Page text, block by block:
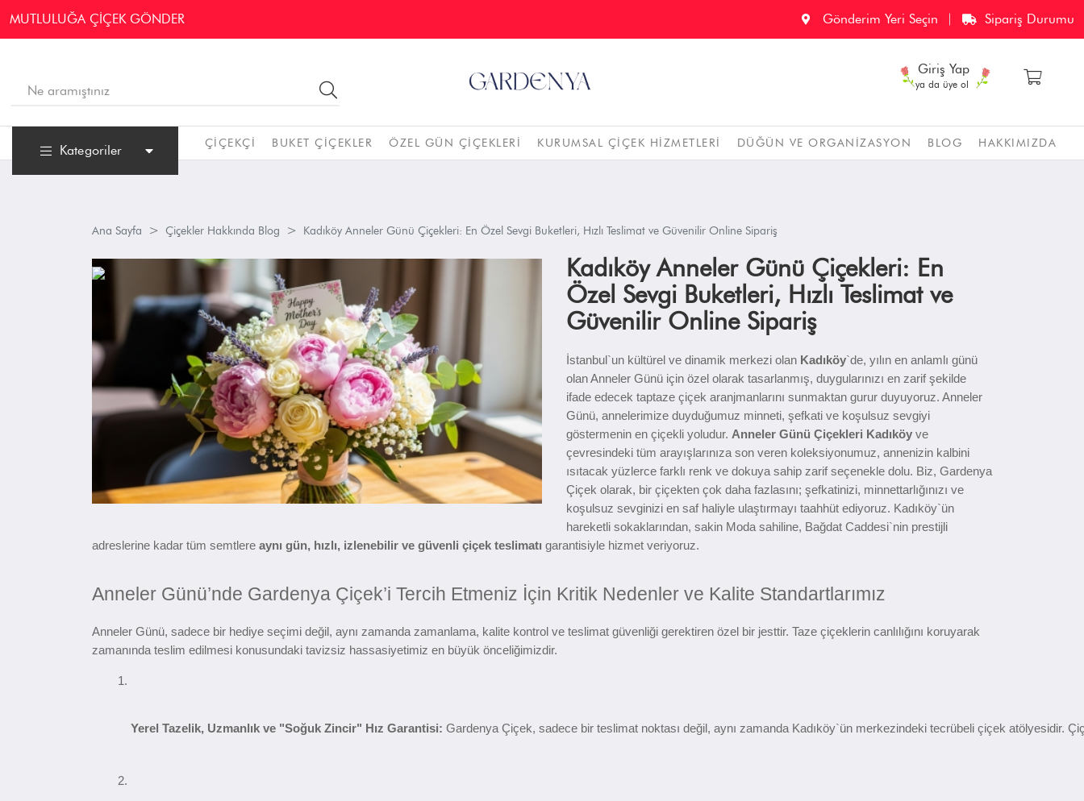
MUTLULUĞA ÇİÇEK GÖNDER Gönderim Yeri Seçin Sipariş Durumu
Giriş Yap
ya da üye ol
Kategoriler ÇIÇEKÇI BUKET ÇIÇEKLER ÖZEL GÜN ÇIÇEKLERI KURUMSAL ÇIÇEK HIZMETLERI DÜĞÜN VE ORGANIZASYON BLOG HAKKIMIZDA
Ana Sayfa Çiçekler Hakkında Blog Kadıköy Anneler Günü Çiçekleri: En Özel Sevgi Buketleri, Hızlı Teslimat ve Güvenilir Online Sipariş
Kadıköy Anneler Günü Çiçekleri: En
Özel Sevgi Buketleri, Hızlı Teslimat ve
Güvenilir Online Sipariş
İstanbul`un kültürel ve dinamik merkezi olan Kadıköy`de, yılın en anlamlı günü
olan Anneler Günü için özel olarak tasarlanmış, duygularınızı en zarif şekilde
ifade edecek taptaze çiçek aranjmanlarını sunmaktan gurur duyuyoruz. Anneler
Günü, annelerimize duyduğumuz minneti, şefkati ve koşulsuz sevgiyi
göstermenin en çiçekli yoludur. Anneler Günü Çiçekleri Kadıköy ve
çevresindeki tüm arayışlarınıza son veren koleksiyonumuz, annenizin kalbini
ısıtacak yüzlerce farklı renk ve dokuya sahip zarif seçenekle dolu. Biz, Gardenya
Çiçek olarak, bir çiçekten çok daha fazlasını; şefkatinizi, minnettarlığınızı ve
koşulsuz sevginizi en saf haliyle ulaştırmayı taahhüt ediyoruz. Kadıköy`ün
hareketli sokaklarından, sakin Moda sahiline, Bağdat Caddesi`nin prestijli
adreslerine kadar tüm semtlere aynı gün, hızlı, izlenebilir ve güvenli çiçek teslimatı garantisiyle hizmet veriyoruz.
Anneler Günü’nde Gardenya Çiçek’i Tercih Etmeniz İçin Kritik Nedenler ve Kalite Standartlarımız
Anneler Günü, sadece bir hediye seçimi değil, aynı zamanda zamanlama, kalite kontrol ve teslimat güvenliği gerektiren özel bir jesttir. Taze çiçeklerin canlılığını koruyarak
zamanında teslim edilmesi konusundaki tavizsiz hassasiyetimiz en büyük önceliğimizdir.
Yerel Tazelik, Uzmanlık ve "Soğuk Zincir" Hız Garantisi: Gardenya Çiçek, sadece bir teslimat noktası değil, aynı zamanda Kadıköy`ün merkezindeki tecrübeli çiçek atölyesidir.